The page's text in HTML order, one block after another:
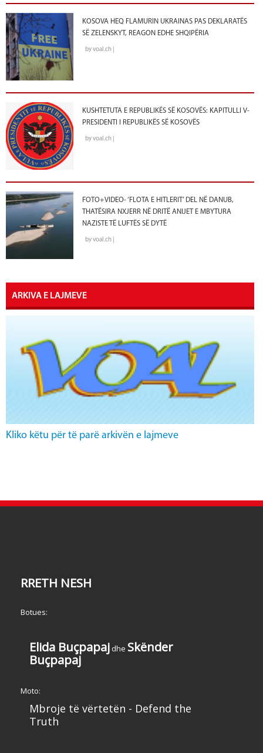
KOSOVA HEQ FLAMURIN UKRAINAS PAS DEKLARATËS
SË ZELENSKYT, REAGON EDHE SHQIPËRIA
by voal.ch |
KUSHTETUTA E REPUBLIKËS SË KOSOVËS: KAPITULLI V-
PRESIDENTI I REPUBLIKËS SË KOSOVËS
by voal.ch |
FOTO+VIDEO- ‘FLOTA E HITLERIT’ DEL NË DANUB,
THATËSIRA NXJERR NË DRITË ANIJET E MBYTURA
NAZISTE TË LUFTËS SË DYTË
by voal.ch |
ARKIVA E LAJMEVE
Kliko këtu për të parë arkivën e lajmeve
RRETH NESH
Botues:
Elida Buçpapaj dhe Skënder
Buçpapaj
Moto:
Mbroje të vërtetën - Defend the
Truth